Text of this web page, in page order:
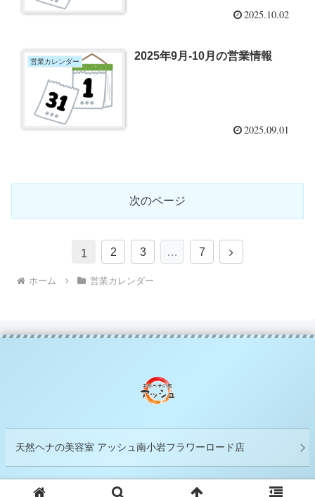
2025.10.02
営業カレンダー 2025年9月-10月の営業情報
2025.09.01
次のページ
1 2 3 … 7
次
ホーム 営業カレンダー
天然ヘナの美容室 アッシュ南小岩フラワーロード店